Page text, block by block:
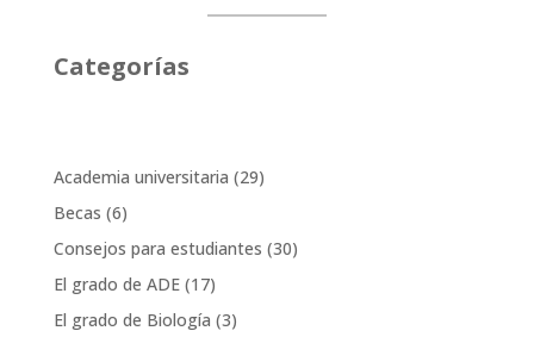
Categorías
Academia universitaria (29)
Becas (6)
Consejos para estudiantes (30)
El grado de ADE(17)
El grado de Biología (3)